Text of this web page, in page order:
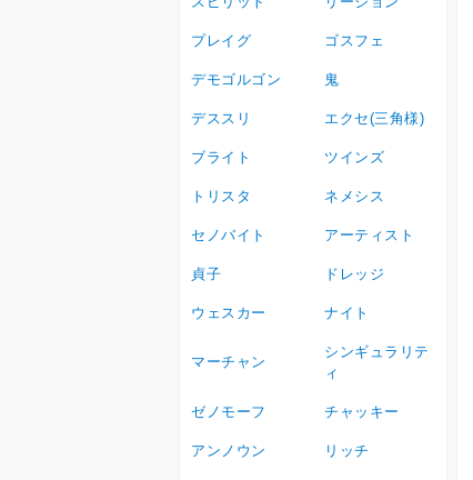
プレイグ ゴスフェ
デモゴルゴン 鬼
デススリ エクセ(三角様)
ブライト ツインズ
トリスタ ネメシス
セノバイト アーティスト
貞子 ドレッジ
ウェスカー ナイト
マーチャン
シンギュラリテ
ィ
ゼノモーフ チャッキー
アンノウン リッチ